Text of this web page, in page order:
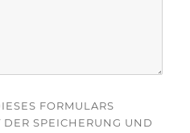
FORMULARS
SPEICHERUNG UND